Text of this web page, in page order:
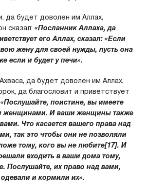
да будет доволен им Аллах,
сказал: «Посланник Аллаха, да
его Аллах, сказал: «Если
жену для своей нужды, пусть она
если и будет у печи».
да будет доволен им Аллах,
да благословит и приветствует
«Послушайте, поистине, вы имеете
женщинами. И ваши женщины также
Что касается вашего права над
так это чтобы они не позволяли
тому, кого вы не любите[17]. И
входить в ваши дома тому,
Послушайте, их право над вами,
и кормили их».